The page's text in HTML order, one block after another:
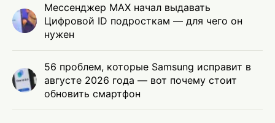
Мессенджер MAX начал выдавать
Цифровой ID подросткам — для чего он
нужен
56 проблем, которые Samsung исправит в
августе 2026 года — вот почему стоит
обновить смартфон